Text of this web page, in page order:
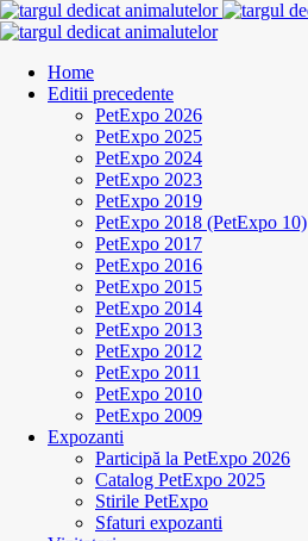
Home
Editii precedente
PetExpo 2026
PetExpo 2025
PetExpo 2024
PetExpo 2023
PetExpo 2019
PetExpo 2018 (PetExpo 10)
PetExpo 2017
PetExpo 2016
PetExpo 2015
PetExpo 2014
PetExpo 2013
PetExpo 2012
PetExpo 2011
PetExpo 2010
PetExpo 2009
Expozanti
Participă la PetExpo 2026
Catalog PetExpo 2025
Stirile PetExpo
Sfaturi expozanti